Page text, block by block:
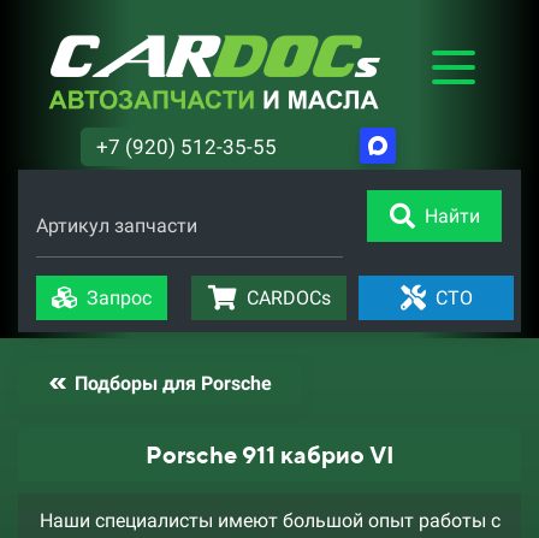
+7 (920) 512-35-55
Артикул запчасти Найти
Запрос CARDOCs СТО
Подборы для Porsche
Porsche 911 кабрио VI
Наши специалисты имеют большой опыт работы с